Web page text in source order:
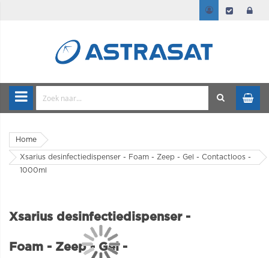
Home
Xsarius desinfectiedispenser - Foam - Zeep - Gel - Contactloos -
1000ml
Xsarius desinfectiedispenser -
Foam - Zeep - Gel -